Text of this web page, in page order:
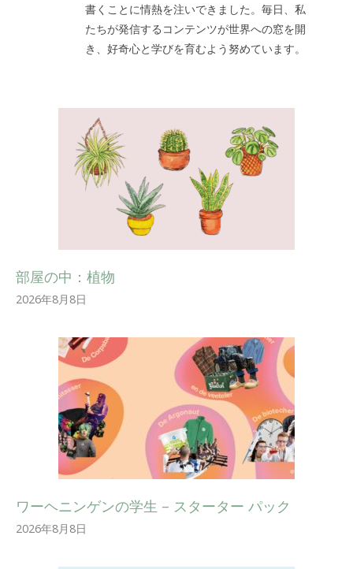
書くことに情熱を注いできました。毎日、私
たちが発信するコンテンツが世界への窓を開
き、好奇心と学びを育むよう努めています。
部屋の中：植物
2026年8月8日
ワーヘニンゲンの学生 – スターター パック
2026年8月8日